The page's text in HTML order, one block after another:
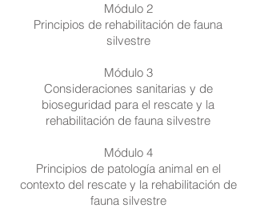
Módulo 2
Principios de rehabilitación de fauna
silvestre
Módulo 3
Consideraciones sanitarias y de
bioseguridad para el rescate y la
rehabilitación de fauna silvestre
Módulo 4
Principios de patología animal en el
contexto del rescate y la rehabilitación de
fauna silvestre